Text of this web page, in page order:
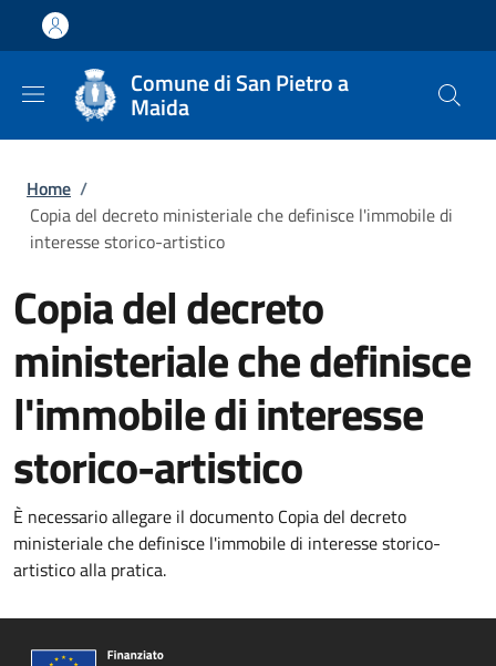
Salta al contenuto principale
Skip to footer content
Comune di San Pietro a
Maida
Briciole di pane
Home /
Copia del decreto ministeriale che definisce l'immobile di
interesse storico-artistico
Copia del decreto
ministeriale che definisce
l'immobile di interesse
storico-artistico
È necessario allegare il documento Copia del decreto
ministeriale che definisce l'immobile di interesse storico-
artistico alla pratica.